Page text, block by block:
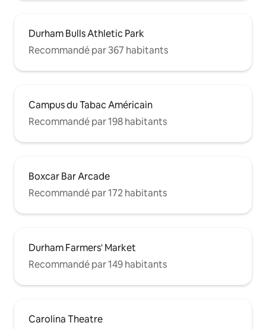
Durham Bulls Athletic Park
Recommandé par 367 habitants
Campus du Tabac Américain
Recommandé par 198 habitants
Boxcar Bar Arcade
Recommandé par 172 habitants
Durham Farmers' Market
Recommandé par 149 habitants
Carolina Theatre